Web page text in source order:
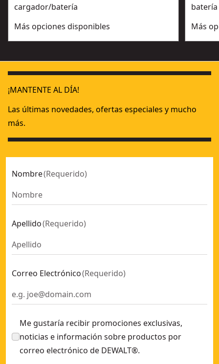
cargador/batería
Más opciones disponibles
batería
Más
¡MANTENTE AL DÍA!
Las últimas novedades, ofertas especiales y mucho
más.
Nombre(Requerido)
Apellido(Requerido)
Correo Electrónico(Requerido)
Me gustaría recibir promociones exclusivas,
noticias e información sobre productos por
correo electrónico de DEWALT®.